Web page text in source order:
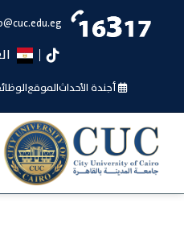
تيك توك
أجندة الأحداثالموقع
توصيف المقررات
الرئيسية توصيف المقررات